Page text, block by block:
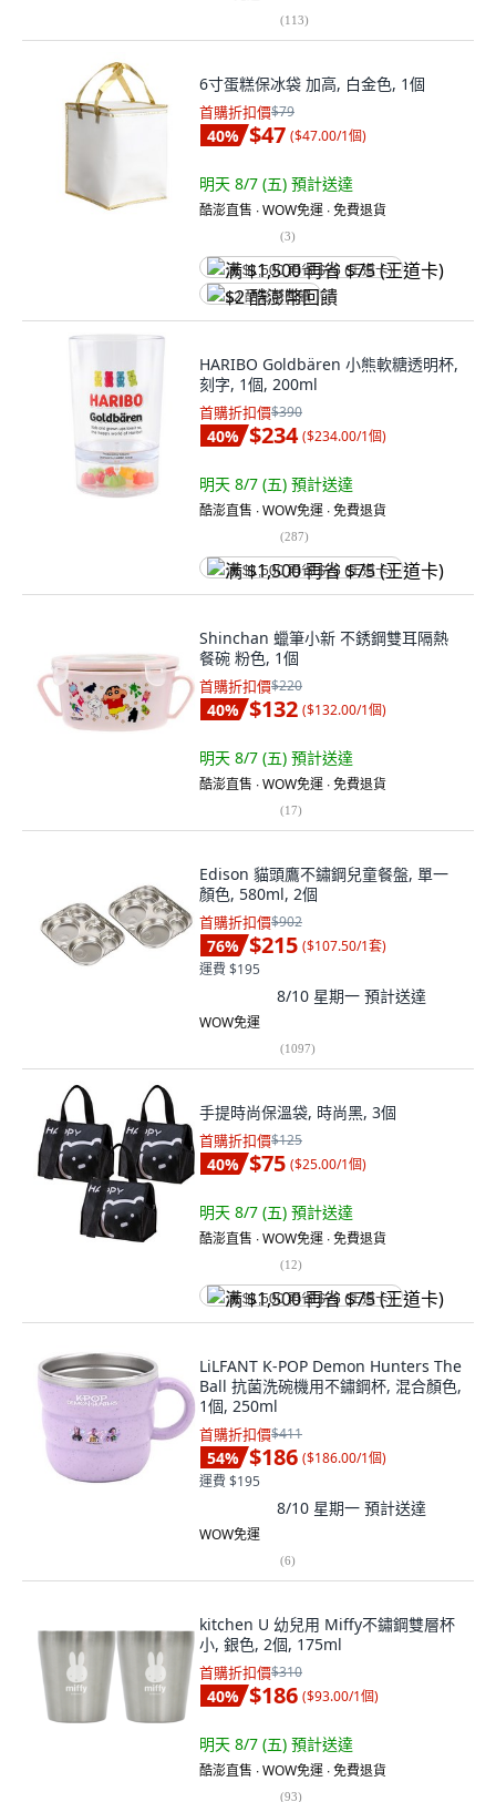
(113)
6寸蛋糕保冰袋 加高, 白金色, 1個
首購折扣價$79
40% $47 ($47.00/1個)
明天 8/7 (五) 預計送達
酷澎直售 ∙ WOW免運 ∙ 免費退貨
(3)
满 $1,500 再省 $75 (王道卡)
$2 酷澎幣回饋
HARIBO Goldbären 小熊軟糖透明杯,
刻字, 1個, 200ml
首購折扣價$390
40% $234 ($234.00/1個)
明天 8/7 (五) 預計送達
酷澎直售 ∙ WOW免運 ∙ 免費退貨
(287)
满 $1,500 再省 $75 (王道卡)
Shinchan 蠟筆小新 不銹鋼雙耳隔熱
餐碗 粉色, 1個
首購折扣價$220
40% $132 ($132.00/1個)
明天 8/7 (五) 預計送達
酷澎直售 ∙ WOW免運 ∙ 免費退貨
(17)
Edison 貓頭鷹不鏽鋼兒童餐盤, 單一
顏色, 580ml, 2個
首購折扣價$902
76% $215 ($107.50/1套)
運費 $195
8/10 星期一 預計送達
WOW免運
(1097)
手提時尚保溫袋, 時尚黑, 3個
首購折扣價$125
40% $75 ($25.00/1個)
明天 8/7 (五) 預計送達
酷澎直售 ∙ WOW免運 ∙ 免費退貨
(12)
满 $1,500 再省 $75 (王道卡)
LiLFANT K-POP Demon Hunters The
Ball 抗菌洗碗機用不鏽鋼杯, 混合顏色,
1個, 250ml
首購折扣價$411
54% $186 ($186.00/1個)
運費 $195
8/10 星期一 預計送達
WOW免運
(6)
kitchen U 幼兒用 Miffy不鏽鋼雙層杯
小, 銀色, 2個, 175ml
首購折扣價$310
40% $186 ($93.00/1個)
明天 8/7 (五) 預計送達
酷澎直售 ∙ WOW免運 ∙ 免費退貨
(93)